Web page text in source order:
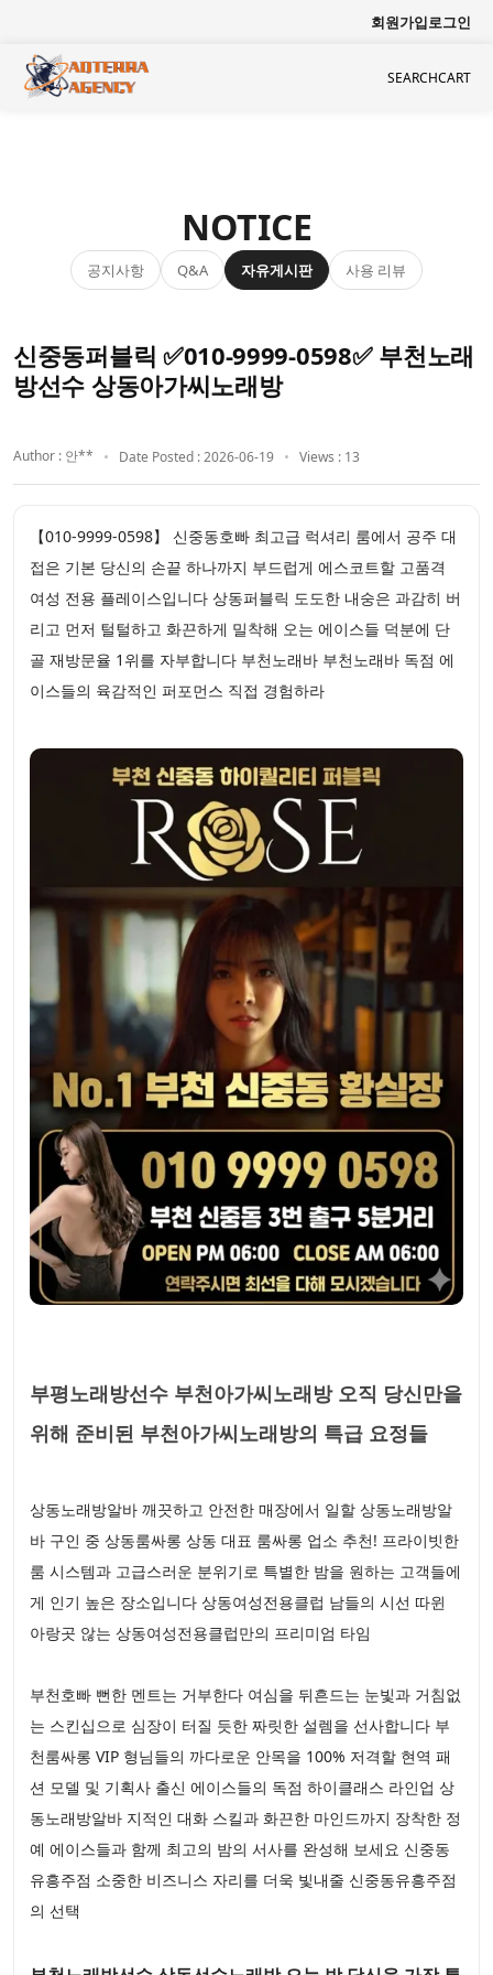
회원가입로그인
SEARCHCART
NOTICE
공지사항 Q&A 자유게시판 사용 리뷰
신중동퍼블릭 ✅010-9999-0598✅ 부천노래
방선수 상동아가씨노래방
Author : 안** Date Posted : 2026-06-19 Views : 13
【010-9999-0598】 신중동호빠 최고급 럭셔리 룸에서 공주 대
접은 기본 당신의 손끝 하나까지 부드럽게 에스코트할 고품격
여성 전용 플레이스입니다 상동퍼블릭 도도한 내숭은 과감히 버
리고 먼저 털털하고 화끈하게 밀착해 오는 에이스들 덕분에 단
골 재방문율 1위를 자부합니다 부천노래바 부천노래바 독점 에
이스들의 육감적인 퍼포먼스 직접 경험하라
부평노래방선수 부천아가씨노래방 오직 당신만을
위해 준비된 부천아가씨노래방의 특급 요정들
상동노래방알바 깨끗하고 안전한 매장에서 일할 상동노래방알
바 구인 중 상동룸싸롱 상동 대표 룸싸롱 업소 추천! 프라이빗한
룸 시스템과 고급스러운 분위기로 특별한 밤을 원하는 고객들에
게 인기 높은 장소입니다 상동여성전용클럽 남들의 시선 따윈
아랑곳 않는 상동여성전용클럽만의 프리미엄 타임
부천호빠 뻔한 멘트는 거부한다 여심을 뒤흔드는 눈빛과 거침없
는 스킨십으로 심장이 터질 듯한 짜릿한 설렘을 선사합니다 부
천룸싸롱 VIP 형님들의 까다로운 안목을 100% 저격할 현역 패
션 모델 및 기획사 출신 에이스들의 독점 하이클래스 라인업 상
동노래방알바 지적인 대화 스킬과 화끈한 마인드까지 장착한 정
예 에이스들과 함께 최고의 밤의 서사를 완성해 보세요 신중동
유흥주점 소중한 비즈니스 자리를 더욱 빛내줄 신중동유흥주점
의 선택